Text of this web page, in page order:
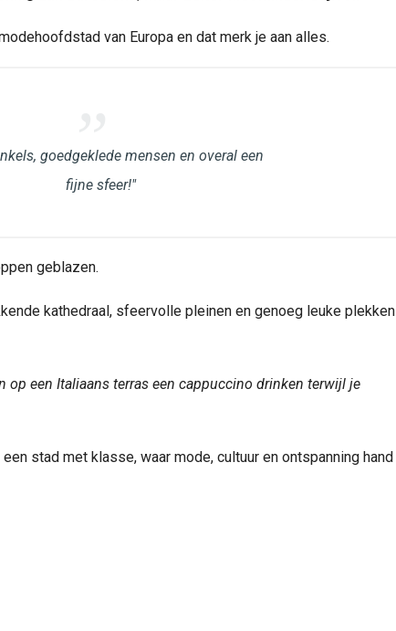
van Europa en dat merk je aan alles.
goedgeklede mensen en overal een
fijne sfeer!"
geblazen.
kathedraal, sfeervolle pleinen en genoeg leuke plekken
op een Italiaans terras een cappuccino drinken terwijl je
stad met klasse, waar mode, cultuur en ontspanning hand